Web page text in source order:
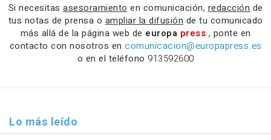
Si necesitas asesoramiento en comunicación, redacción de
tus notas de prensa o ampliar la difusión de tu comunicado
más allá de la página web de europa press , ponte en
contacto con nosotros en comunicacion@europapress.es
o en el teléfono 913592600
Lo más leído